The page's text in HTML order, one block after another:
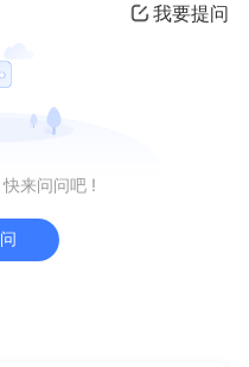
我要提问
来问问吧 !